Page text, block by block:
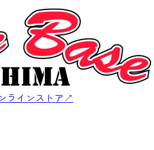
ラインストア ↗